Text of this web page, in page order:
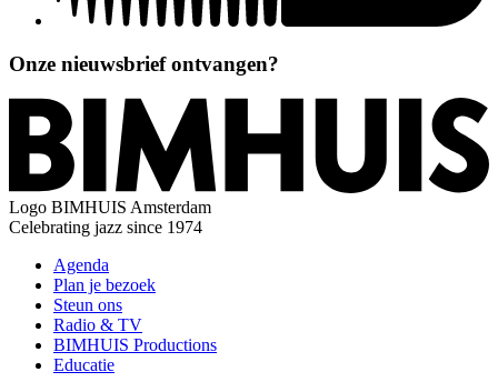
Onze nieuwsbrief ontvangen?
Logo BIMHUIS Amsterdam
Celebrating jazz since 1974
Agenda
Plan je bezoek
Steun ons
Radio & TV
BIMHUIS Productions
Educatie